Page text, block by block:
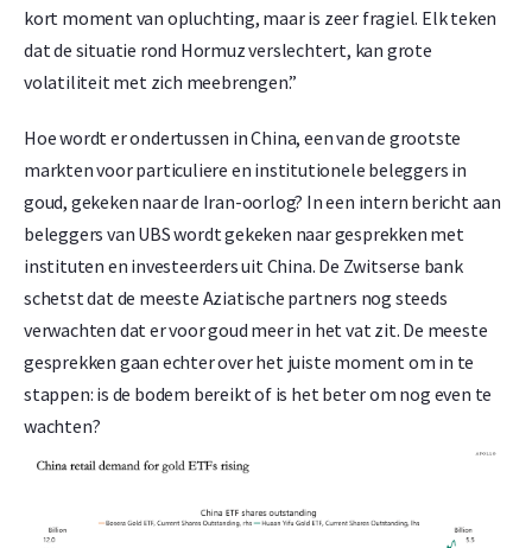
kort moment van opluchting, maar is zeer fragiel. Elk teken
dat de situatie rond Hormuz verslechtert, kan grote
volatiliteit met zich meebrengen.”
Hoe wordt er ondertussen in China, een van de grootste
markten voor particuliere en institutionele beleggers in
goud, gekeken naar de Iran-oorlog? In een intern bericht aan
beleggers van UBS wordt gekeken naar gesprekken met
instituten en investeerders uit China. De Zwitserse bank
schetst dat de meeste Aziatische partners nog steeds
verwachten dat er voor goud meer in het vat zit. De meeste
gesprekken gaan echter over het juiste moment om in te
stappen: is de bodem bereikt of is het beter om nog even te
wachten?